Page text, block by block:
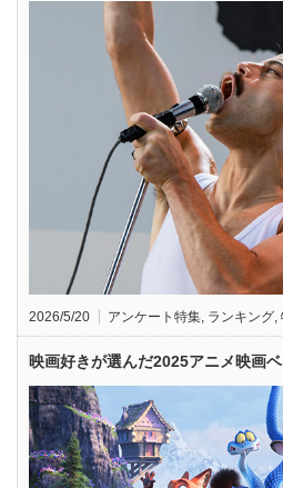
2026/5/20 アンケート特集 ランキング
映画好きが選んだ2025アニメ映画